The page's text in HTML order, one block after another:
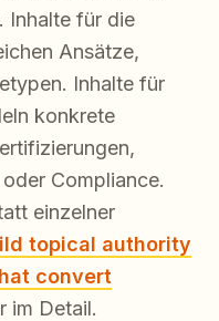
Inhalte für die
Ansätze,
Inhalte für
konkrete
Compliance.
einzelner
topical authority
convert
im Detail.